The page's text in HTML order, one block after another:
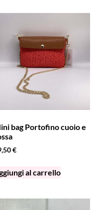
bag Portofino cuoio e
€
al carrello